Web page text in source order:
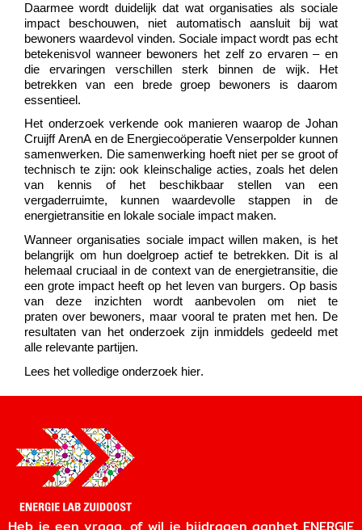
Daarmee wordt duidelijk dat wat organisaties als sociale
impact beschouwen, niet automatisch aansluit bij wat
bewoners waardevol vinden. Sociale impact wordt pas echt
betekenisvol wanneer bewoners het zelf zo ervaren– en
die ervaringen verschillen sterk binnen de wijk. Het
betrekken van een brede groep bewoners is daarom
essentieel.
Het onderzoek verkende ook manieren waarop de Johan
CruijffArenA en de Energiecoöperatie Venserpolder kunnen
samenwerken. Die samenwerking hoeft niet per se groot of
technisch te zijn: ook kleinschalige acties, zoals het delen
van kennis of het beschikbaar stellen van een
vergaderruimte, kunnen waardevolle stappen in de
energietransitie en lokale sociale impact maken.
Wanneer organisaties sociale impact willen maken, is het
belangrijk om hun doelgroep actief te betrekken. Dit is al
helemaal cruciaal in de context van de energietransitie, die
een grote impact heeft op het leven van burgers. Op basis
van deze inzichten wordt aanbevolen om niet te
praten overbewoners, maar vooral te praten methen. De
resultaten van het onderzoek zijn inmiddels gedeeld met
alle relevante partijen.
Lees het volledige onderzoek hier.